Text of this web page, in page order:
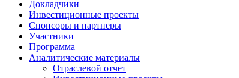
Докладчики
Инвестиционные проекты
Спонсоры и партнеры
Участники
Программа
Аналитические материалы
Отраслевой отчет